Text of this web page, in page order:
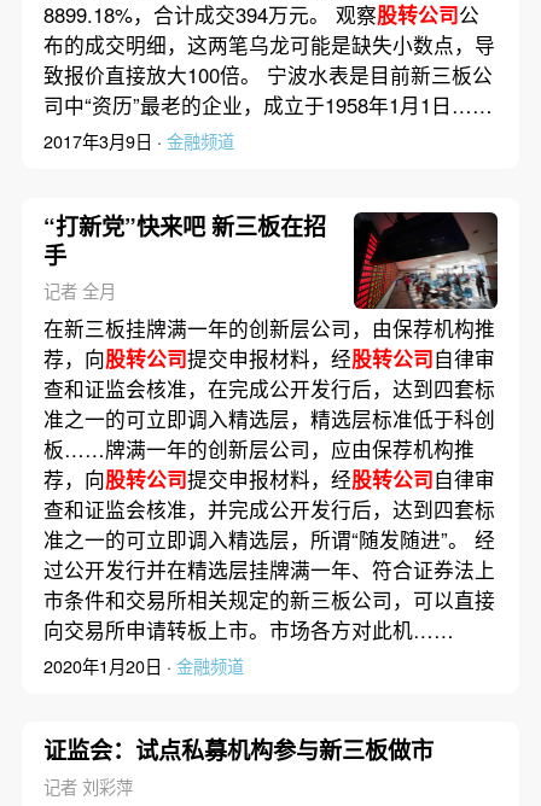
8899.18%，合计成交394万元。 观察股转公司公
布的成交明细，这两笔乌龙可能是缺失小数点，导
致报价直接放大100倍。 宁波水表是目前新三板公
司中“资历”最老的企业，成立于1958年1月1日……
2017年3月9日 · 金融频道
“打新党”快来吧 新三板在招
手
记者 全月
在新三板挂牌满一年的创新层公司，由保荐机构推
荐，向股转公司提交申报材料，经股转公司自律审
查和证监会核准，在完成公开发行后，达到四套标
准之一的可立即调入精选层，精选层标准低于科创
板……牌满一年的创新层公司，应由保荐机构推
荐，向股转公司提交申报材料，经股转公司自律审
查和证监会核准，并完成公开发行后，达到四套标
准之一的可立即调入精选层，所谓“随发随进”。 经
过公开发行并在精选层挂牌满一年、符合证券法上
市条件和交易所相关规定的新三板公司，可以直接
向交易所申请转板上市。市场各方对此机……
2020年1月20日 · 金融频道
证监会：试点私募机构参与新三板做市
记者 刘彩萍